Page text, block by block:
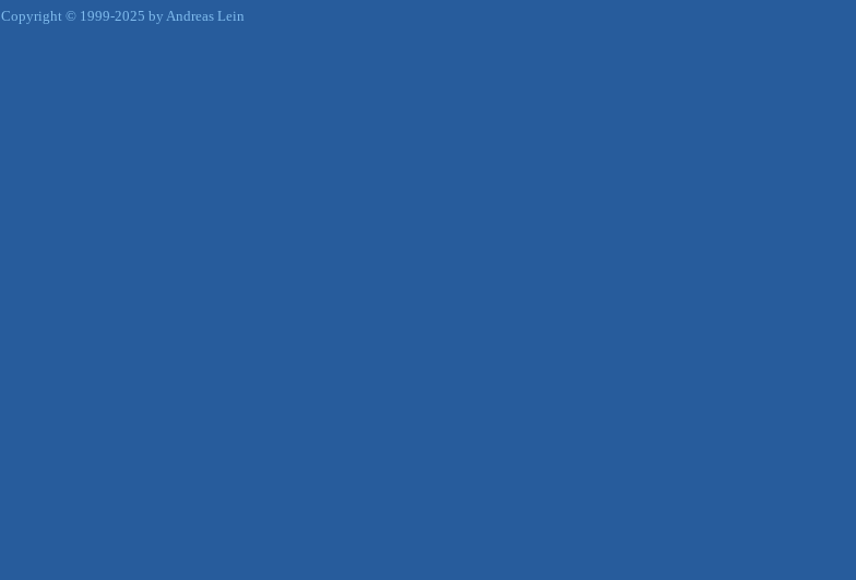
Copyright © 1999-2025 by Andreas Lein